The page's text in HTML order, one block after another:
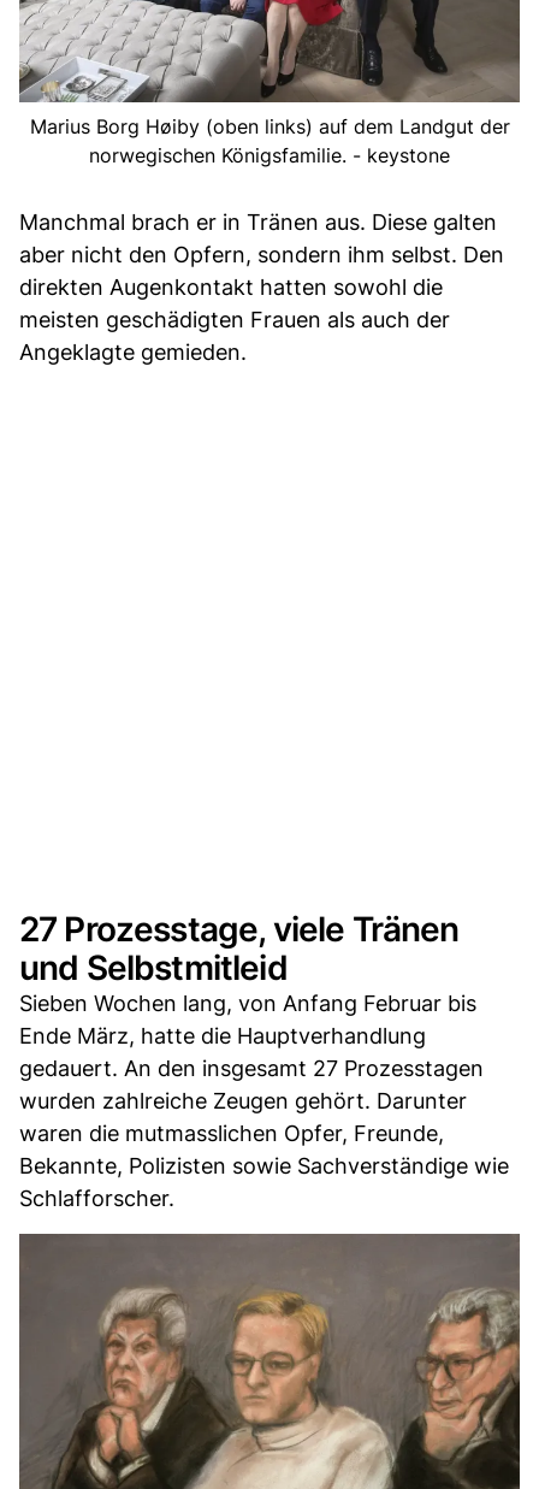
Marius Borg Høiby (oben links) auf dem Landgut der
norwegischen Königsfamilie. - keystone
Manchmal brach er in Tränen aus. Diese galten
aber nicht den Opfern, sondern ihm selbst. Den
direkten Augenkontakt hatten sowohl die
meisten geschädigten Frauen als auch der
Angeklagte gemieden.
27 Prozesstage, viele Tränen
und Selbstmitleid
Sieben Wochen lang, von Anfang Februar bis
Ende März, hatte die Hauptverhandlung
gedauert. An den insgesamt 27 Prozesstagen
wurden zahlreiche Zeugen gehört. Darunter
waren die mutmasslichen Opfer, Freunde,
Bekannte, Polizisten sowie Sachverständige wie
Schlafforscher.